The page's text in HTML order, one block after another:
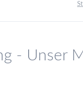
Das
23+ starke
- Unser